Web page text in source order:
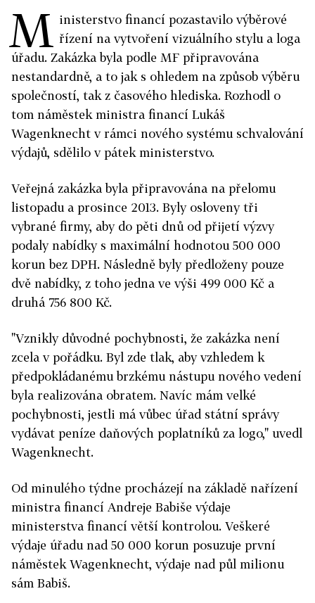
M inisterstvo financí pozastavilo výběrové
řízení na vytvoření vizuálního stylu a loga
úřadu. Zakázka byla podle MF připravována
nestandardně, a to jak s ohledem na způsob výběru
společností, tak z časového hlediska. Rozhodl o
tom náměstek ministra financí Lukáš
Wagenknecht v rámci nového systému schvalování
výdajů, sdělilo v pátek ministerstvo.
Veřejná zakázka byla připravována na přelomu
listopadu a prosince 2013. Byly osloveny tři
vybrané firmy, aby do pěti dnů od přijetí výzvy
podaly nabídky s maximální hodnotou 500 000
korun bez DPH. Následně byly předloženy pouze
dvě nabídky, z toho jedna ve výši 499 000 Kč a
druhá 756 800 Kč.
"Vznikly důvodné pochybnosti, že zakázka není
zcela v pořádku. Byl zde tlak, aby vzhledem k
předpokládanému brzkému nástupu nového vedení
byla realizována obratem. Navíc mám velké
pochybnosti, jestli má vůbec úřad státní správy
vydávat peníze daňových poplatníků za logo," uvedl
Wagenknecht.
Od minulého týdne procházejí na základě nařízení
ministra financí Andreje Babiše výdaje
ministerstva financí větší kontrolou. Veškeré
výdaje úřadu nad 50 000 korun posuzuje první
náměstek Wagenknecht, výdaje nad půl milionu
sám Babiš.